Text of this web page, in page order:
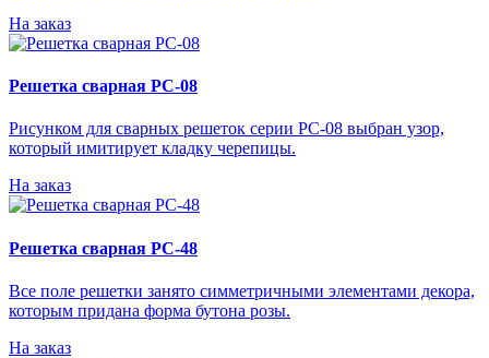
На заказ
Решетка сварная РС-08
Рисунком для сварных решеток серии РС-08 выбран узор,
который имитирует кладку черепицы.
На заказ
Решетка сварная РС-48
Все поле решетки занято симметричными элементами декора,
которым придана форма бутона розы.
На заказ